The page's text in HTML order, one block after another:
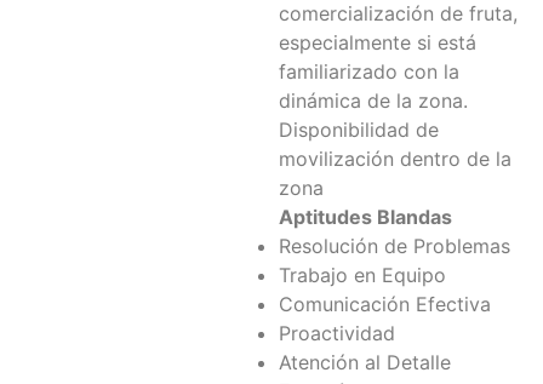
comercialización de fruta,
especialmente si está
familiarizado con la
dinámica de la zona.
Disponibilidad de
movilización dentro de la
zona
Aptitudes Blandas
Resolución de Problemas
Trabajo en Equipo
Comunicación Efectiva
Proactividad
Atención al Detalle